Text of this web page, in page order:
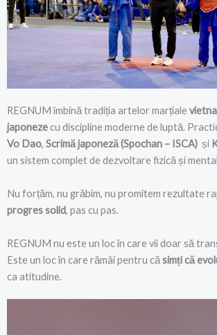
REGNUM îmbină tradiția artelor marțiale
japonezecu discipline moderne de luptă.
Vo Dao, Scrimă japoneză (Spochan – ISCA) și
un sistem complet de dezvoltare fizică și
Nu forțăm, nu grăbim, nu promitem rezultate
progres solid, pas cu pas.
REGNUM nu este un loc în care vii doar să
Este un loc în care rămâi pentru căsimți că
ca atitudine.